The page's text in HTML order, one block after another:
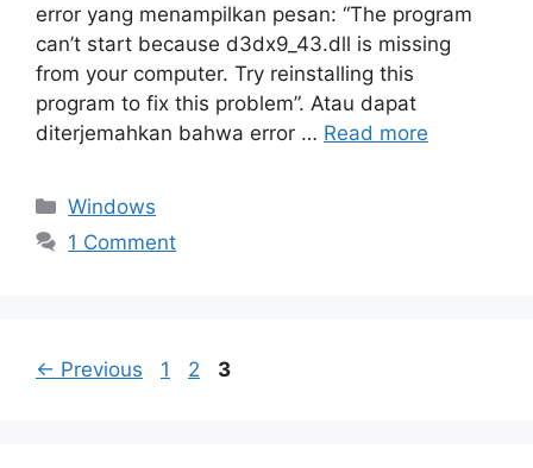
error yang menampilkan pesan: “The program
can’t start because d3dx9_43.dll is missing
from your computer. Try reinstalling this
program to fix this problem”. Atau dapat
diterjemahkan bahwa error … Read more
Categories
Windows
1 Comment
← Previous Page
1 Page
2 Page
3